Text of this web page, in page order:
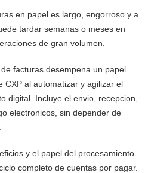
en papel es largo, engorroso y a
tardar semanas o meses en
de gran volumen.
facturas desempena un papel
CXP al automatizar y agilizar el
digital. Incluye el envio, recepcion,
electronicos, sin depender de
y el papel del procesamiento
completo de cuentas por pagar.